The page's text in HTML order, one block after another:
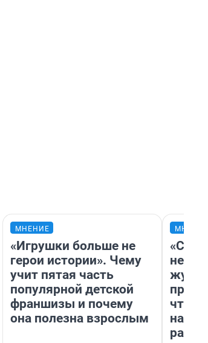
МНЕНИЕ
«Игрушки больше не
герои истории». Чему
учит пятая часть
популярной детской
франшизы и почему
она полезна взрослым
на
ради